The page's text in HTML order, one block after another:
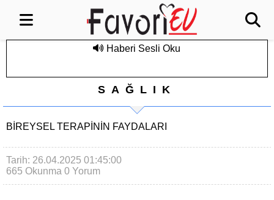
Haberi Sesli Oku
SAĞLIK
BIREYSEL TERAPININ FAYDALARI
Tarih: 26.04.2025 01:45:00
665 Okunma 0 Yorum